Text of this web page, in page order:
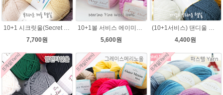
7,700원
5,600원
4,400원